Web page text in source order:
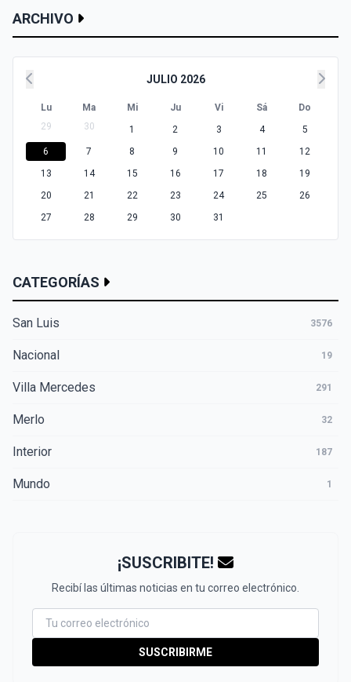
ARCHIVO
JULIO 2026
Lu Ma Mi Ju Vi Sá
Do
29
30 1 2 3 4
5
6
7 8 9 10 11
12
13
14 15 16 17 18
19
20
21 22 23 24 25
26
27
28 29 30 31
CATEGORÍAS
San Luis 3576
Nacional 19
Villa Mercedes 291
Merlo 32
Interior 187
Mundo 1
¡SUSCRIBITE!
Recibí las últimas noticias en tu correo electrónico.
SUSCRIBIRME